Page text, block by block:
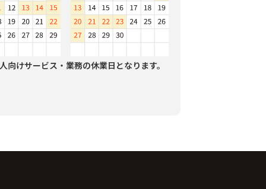
向けサービス・業務の休業日となります。